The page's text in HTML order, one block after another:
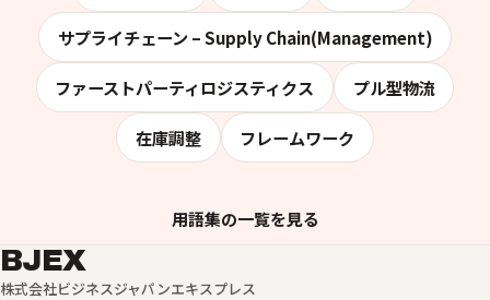
サプライチェーン – Supply Chain(Management)
ファーストパーティロジスティクス プル型物流
在庫調整 フレームワーク
用語集の一覧を見る
BJEX
株式会社ビジネスジャパンエキスプレス